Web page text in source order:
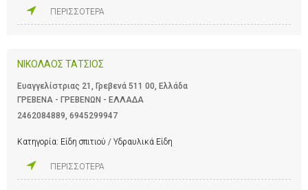
ΠΕΡΙΣΣΟΤΕΡΑ
ΝΙΚΟΛΑΟΣ ΤΑΤΣΙΟΣ
Ευαγγελίστριας 21, Γρεβενά 511 00, Ελλάδα
ΓΡΕΒΕΝΑ - ΓΡΕΒΕΝΩΝ - ΕΛΛΑΔΑ
2462084889, 6945299947
Κατηγορία: Είδη σπιτιού / Υδραυλικά Είδη
ΠΕΡΙΣΣΟΤΕΡΑ